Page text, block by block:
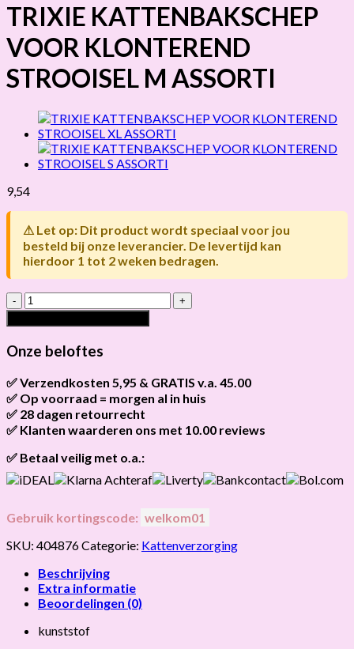
TRIXIE KATTENBAKSCHEP
VOOR KLONTEREND
STROOISEL M ASSORTI
9,54
⚠ Let op: Dit product wordt speciaal voor jou
besteld bij onze leverancier. De levertijd kan
hierdoor 1 tot 2 weken bedragen.
TRIXIE
KATTENBAKSCHEP
VOOR
KLONTEREND
STROOISEL
ASSORTI
hoeveelheid
Onze beloftes
✅ Verzendkosten 5,95 & GRATIS v.a. 45.00
Brievenbus verzendingen zijn 3,95, een pakket 5,95 en
bestellingen v.a. 45,00 worden gratis verzonden.
✅ Op voorraad = morgen al in huis
Als het product op voorraad is en je bestelt vóór 13:00, wordt
hetvandaag nog verzonden.
✅ 28 dagen retourrecht
Niet tevreden? Geen probleem! Je hebt28 dagen
✅ Klanten waarderen ons met 10.00 reviews
✅ Betaal veilig met o.a.:
Gebruik kortingscode: welkom01
SKU: 404876Categorie: Kattenverzorging
Beschrijving
Extra informatie
Beoordelingen (0)
kunststof